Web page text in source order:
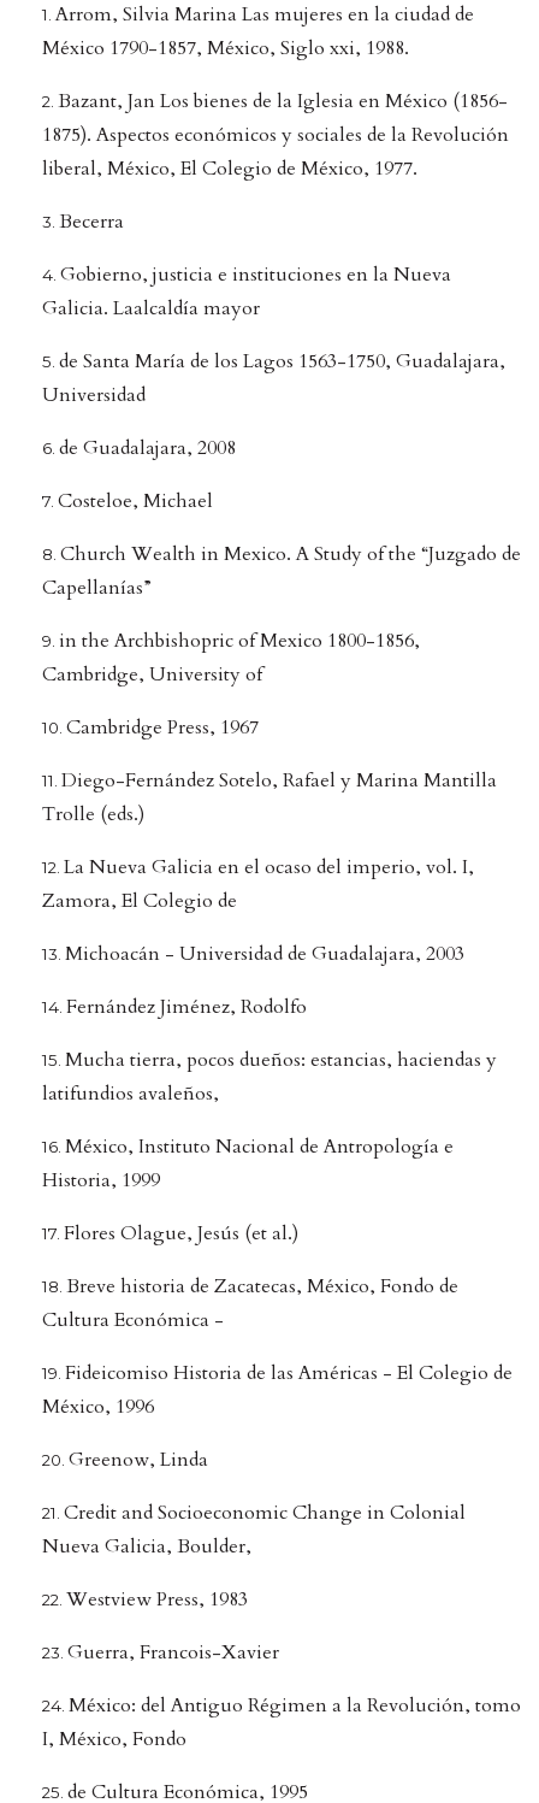
Arrom, Silvia Marina Las mujeres en la ciudad de
México 1790-1857, México, Siglo xxi, 1988.
Bazant, Jan Los bienes de la Iglesia en México (1856-
1875). Aspectos económicos y sociales de la Revolución
liberal, México, El Colegio de México, 1977.
Becerra
Gobierno, justicia e instituciones en la Nueva
Galicia. Laalcaldía mayor
de Santa María de los Lagos 1563-1750, Guadalajara,
Universidad
de Guadalajara, 2008
Costeloe, Michael
Church Wealth in Mexico. A Study of the “Juzgado de
Capellanías”
in the Archbishopric of Mexico 1800-1856,
Cambridge, University of
Cambridge Press, 1967
Diego-Fernández Sotelo, Rafael y Marina Mantilla
Trolle (eds.)
La Nueva Galicia en el ocaso del imperio, vol. I,
Zamora, El Colegio de
Michoacán - Universidad de Guadalajara, 2003
Fernández Jiménez, Rodolfo
Mucha tierra, pocos dueños: estancias, haciendas y
latifundios avaleños,
México, Instituto Nacional de Antropología e
Historia, 1999
Flores Olague, Jesús (et al.)
Breve historia de Zacatecas, México, Fondo de
Cultura Económica -
Fideicomiso Historia de las Américas - El Colegio de
México, 1996
Greenow, Linda
Credit and Socioeconomic Change in Colonial
Nueva Galicia, Boulder,
Westview Press, 1983
Guerra, Francois-Xavier
México: del Antiguo Régimen a la Revolución, tomo
I, México, Fondo
de Cultura Económica, 1995